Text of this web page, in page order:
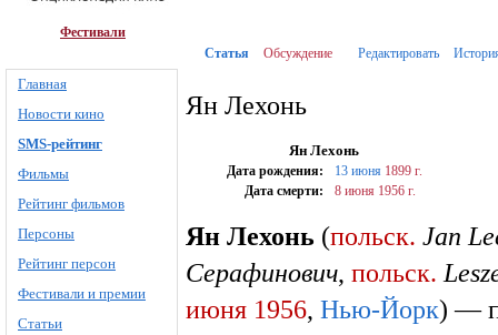
Фестивали
Главная
Новости кино
SMS-рейтинг
Фильмы
Рейтинг фильмов
Персоны
Рейтинг персон
Фестивали и премии
Статьи
Статья Обсуждение Редактировать
Ян Лехонь
Ян Лехонь
Дата рождения: 13 июня 1899 г.
Дата смерти:
8 июня 1956 г.
Ян Лехонь (польск. Jan
Серафинович, польск.
июня 1956, Нью-Йорк) —